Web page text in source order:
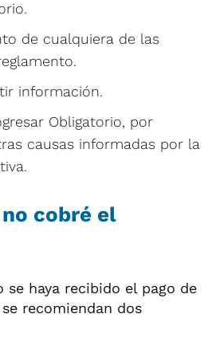
de cualquiera de las
información.
Obligatorio, por
causas informadas por la
cobré el
se haya recibido el pago de
recomiendan dos